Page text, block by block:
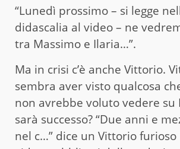
“Lunedì prossimo – si legge
didascalia al video – ne
tra Massimo e Ilaria…”.
Ma in crisi c’è anche Vittorio.
sembra aver visto qualcosa
non avrebbe voluto vedere su
sarà successo? “Due anni e
nel c…” dice un Vittorio